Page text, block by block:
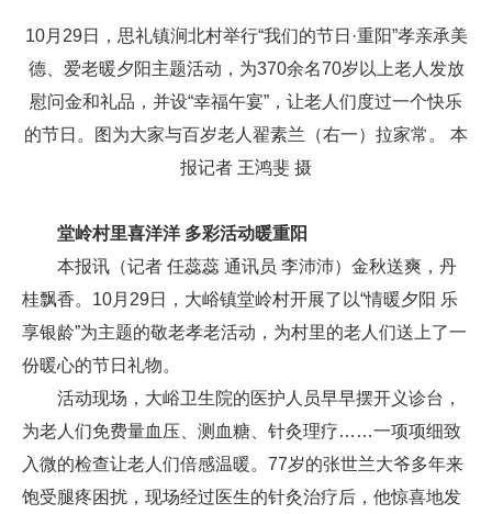
10月29日，思礼镇涧北村举行“我们的节日·重阳”孝亲承美
德、爱老暖夕阳主题活动，为370余名70岁以上老人发放
慰问金和礼品，并设“幸福午宴”，让老人们度过一个快乐
的节日。图为大家与百岁老人翟素兰（右一）拉家常。 本
报记者 王鸿斐 摄
堂岭村里喜洋洋 多彩活动暖重阳
本报讯（记者 任蕊蕊 通讯员 李沛沛）金秋送爽，丹
桂飘香。10月29日，大峪镇堂岭村开展了以“情暖夕阳 乐
享银龄”为主题的敬老孝老活动，为村里的老人们送上了一
份暖心的节日礼物。
活动现场，大峪卫生院的医护人员早早摆开义诊台，
为老人们免费量血压、测血糖、针灸理疗……一项项细致
入微的检查让老人们倍感温暖。77岁的张世兰大爷多年来
饱受腿疼困扰，现场经过医生的针灸治疗后，他惊喜地发